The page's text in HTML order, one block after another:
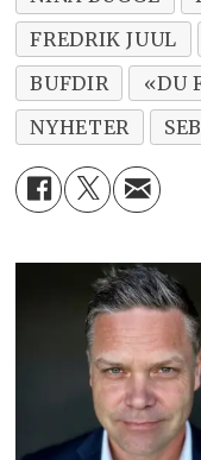
FREDRIK JUUL
BUFDIR
«DU
NYHETER